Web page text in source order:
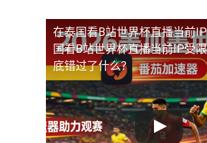
在泰国看B站世界杯直播当前
国看B站世界杯直播当前IP受
底错过了什么？